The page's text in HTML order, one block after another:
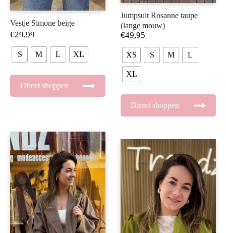
Vestje Simone beige
€29,99
S M L XL
Direct shoppen
Jumpsuit Rosanne taupe
(lange mouw)
€49,95
XS S M L
XL
Direct shoppen